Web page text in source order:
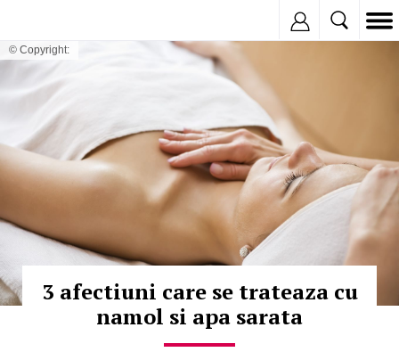
© Copyright:
3 afectiuni care se trateaza cu
namol si apa sarata